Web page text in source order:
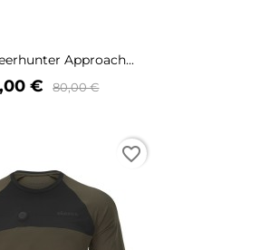
Approach...
€ 80,00 €Prix
favorite_border